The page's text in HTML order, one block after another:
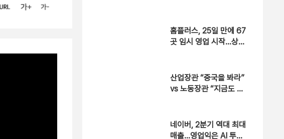
홈플러스, 25일 만에 67
곳 임시 영업 시작…상품
산업장관 “중국을 봐라”
vs 노동장관 “지금도 이
네이버, 2분기 역대 최대
매출…영업익은 AI 투자